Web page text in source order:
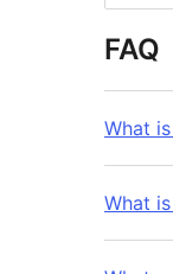
FAQ
What
What